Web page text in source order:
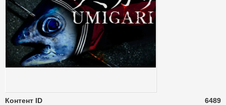
Контент ID 6489